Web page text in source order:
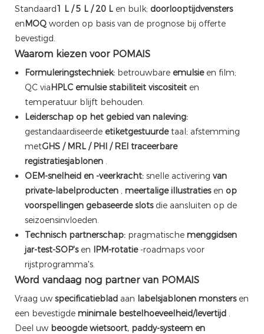
Standaard1 L / 5 L / 20 L en bulk; doorlooptijdvensters
enMOQ worden op basis van de prognose bij offerte
bevestigd.
Waarom kiezen voor POMAIS
Formuleringstechniek:betrouwbare emulsieen film;
QC viaHPLC emulsie stabiliteit viscositeiten
temperatuur blijft behouden.
Leiderschap op het gebied van naleving:
gestandaardiseerde etiketgestuurdetaal; afstemming
metGHS / MRL / PHI / REI traceerbare
registratiesjablonen.
OEM-snelheid en -veerkracht:snelle activering van
private-labelproducten, meertalige illustratiesen op
voorspellingen gebaseerde slotsdie aansluiten op de
seizoensinvloeden.
Technisch partnerschap:pragmatische menggidsen
jar-test-SOP'sen IPM-rotatie-roadmaps voor
rijstprogramma's.
Word vandaag nog partner van POMAIS
Vraag uw specificatieblad aan labelsjablonen monstersen
een bevestigde minimale bestelhoeveelheid/levertijd .
Deel uw beoogde wietsoort, paddy-systeem en